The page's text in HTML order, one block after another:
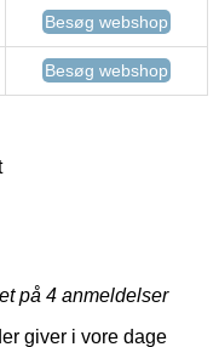
Besøg webshop
Besøg webshop
på 4 anmeldelser
giver i vore dage